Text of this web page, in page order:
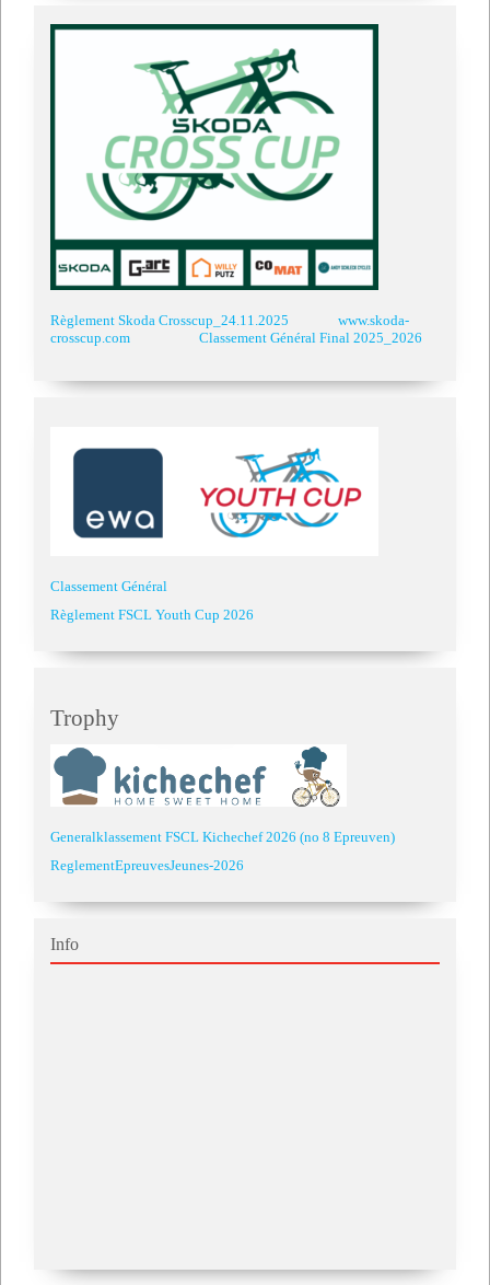
Règlement Skoda Crosscup_24.11.2025
www.skoda-
crosscup.com
Classement Général Final 2025_2026
Classement Général
Règlement FSCL Youth Cup 2026
Trophy
Generalklassement FSCL Kichechef 2026 (no 8 Epreuven)
ReglementEpreuvesJeunes-2026
Info